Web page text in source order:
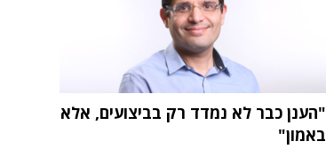
"הענן כבר לא נמדד רק בביצועים, אלא
באמון"